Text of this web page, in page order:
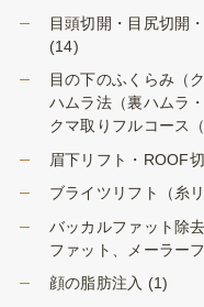
目頭切開・目尻切開
(14)
目の下のふくらみ（
ハムラ法（裏ハムラ
クマ取りフルコース
眉下リフト・ROOF
ブライツリフト（糸リ
バッカルファット除
ファット、メーラーフ
顔の脂肪注入 (1)